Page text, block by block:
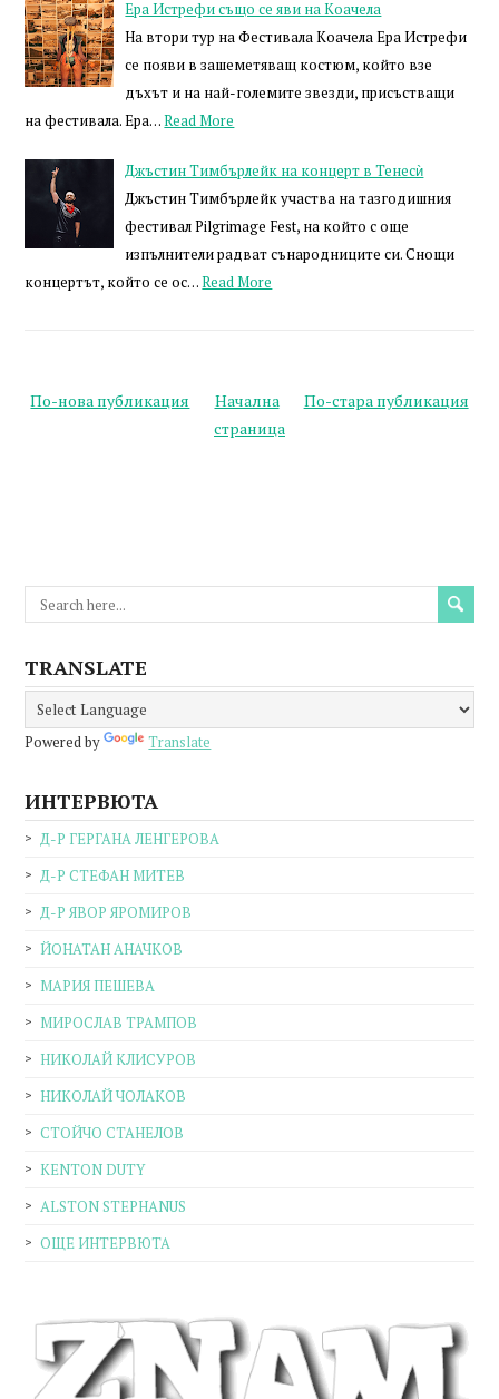
Ера Истрефи също се яви на Коачела
На втори тур на Фестивала Коачела Ера Истрефи
се появи в зашеметяващ костюм, който взе
дъхът и на най-големите звезди, присъстващи
на фестивала. Ера…Read More
Джъстин Тимбърлейк на концерт в Тенесѝ
Джъстин Тимбърлейк участва на тазгодишния
фестивал Pilgrimage Fest, на който с още
изпълнители радват сънародниците си. Снощи
концертът, който се ос…Read More
По-нова публикация По-стара публикация
Начална
страница
TRANSLATE
Powered by Translate
ИНТЕРВЮТА
Д-Р ГЕРГАНА ЛЕНГЕРОВА
Д-Р СТЕФАН МИТЕВ
Д-Р ЯВОР ЯРОМИРОВ
ЙОНАТАН АНАЧКОВ
МАРИЯ ПЕШЕВА
МИРОСЛАВ ТРАМПОВ
НИКОЛАЙ КЛИСУРОВ
НИКОЛАЙ ЧОЛАКОВ
СТОЙЧО СТАНЕЛОВ
KENTON DUTY
ALSTON STEPHANUS
ОЩЕ ИНТЕРВЮТА